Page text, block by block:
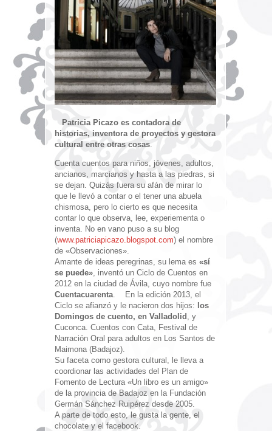
Patricia Picazo es contadora de
historias, inventora de proyectos y gestora
cultural entre otras cosas.
Cuenta cuentos para niños, jóvenes, adultos,
ancianos, marcianos y hasta a las piedras, si
se dejan. Quizás fuera su afán de mirar lo
que le llevó a contar o el tener una abuela
chismosa, pero lo cierto es que necesita
contar lo que observa, lee, experiementa o
inventa. No en vano puso a su blog
(www.patriciapicazo.blogspot.com) el nombre
de «Observaciones».
Amante de ideas peregrinas, su lema es «sí
se puede», inventó un Ciclo de Cuentos en
2012 en la ciudad de Ávila, cuyo nombre fue
Cuentacuarenta. En la edición 2013, el
Ciclo se afianzó y le nacieron dos hijos: los
Domingos de cuento, en Valladolid , y
Cuconca. Cuentos con Cata, Festival de
Narración Oral para adultos en Los Santos de
Maimona (Badajoz).
Su faceta como gestora cultural, le lleva a
coordionar las actividades del Plan de
Fomento de Lectura «Un libro es un amigo»
de la provincia de Badajoz en la Fundación
Germán Sánchez Ruipérez desde 2005.
A parte de todo esto, le gusta la gente, el
chocolate y el facebook.